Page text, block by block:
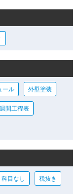
ール 外壁塗装
週間工程表
科目なし 税抜き